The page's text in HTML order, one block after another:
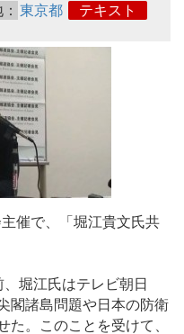
東京都
テキスト
催で、「堀江貴文氏共
堀江氏はテレビ朝日
閣諸島問題や日本の防衛
た。このことを受けて、